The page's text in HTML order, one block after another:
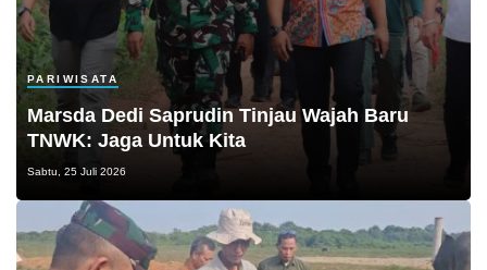
PARIWISATA
Marsda Dedi Saprudin Tinjau Wajah Baru
TNWK: Jaga Untuk Kita
Sabtu, 25 Juli 2026